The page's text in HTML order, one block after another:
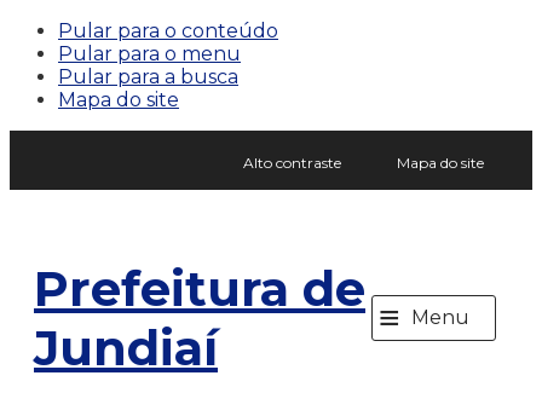
Pular para o conteúdo
Pular para o menu
Pular para a busca
Mapa do site
Alto contraste Mapa do site
Prefeitura de
Jundiaí
≡ Menu